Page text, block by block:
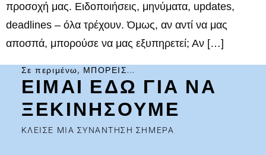
προσοχή μας. Ειδοποιήσεις, μηνύματα, updates,
deadlines – όλα τρέχουν. Όμως, αν αντί να μας
αποσπά, μπορούσε να μας εξυπηρετεί; Αν […]
Σε περιμένω, ΜΠΟΡΕΙΣ...
ΕΙΜΑΙ ΕΔΩ ΓΙΑ ΝΑ
ΞΕΚΙΝΗΣΟΥΜΕ
ΚΛΕΙΣΕ ΜΙΑ ΣΥΝΑΝΤΗΣΗ ΣΗΜΕΡΑ